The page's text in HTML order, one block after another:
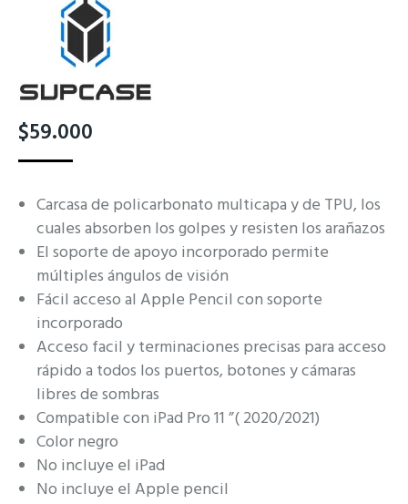
$59.000
Carcasa de policarbonato multicapa y de TPU, los
cuales absorben los golpes y resisten los arañazos
El soporte de apoyo incorporado permite
múltiples ángulos de visión
Fácil acceso al Apple Pencil con soporte
incorporado
Acceso facil y terminaciones precisas para acceso
rápido a todos los puertos, botones y cámaras
libres de sombras
Compatible con iPad Pro 11 ”( 2020/2021)
Color negro
No incluye el iPad
No incluye el Apple pencil